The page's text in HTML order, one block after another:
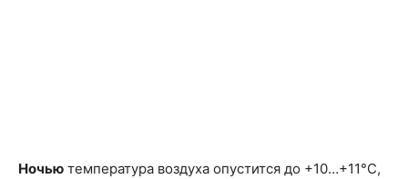
Ночью температура воздуха опустится до +10…+11°C,